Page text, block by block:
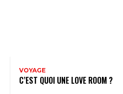
VOYAGE
C’EST QUOI UNE LOVE ROOM ?